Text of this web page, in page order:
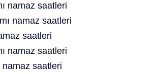
namaz saatleri
namaz saatleri
saatleri
namaz saatleri
namaz saatleri